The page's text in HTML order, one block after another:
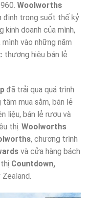
Woolworths
định trong suốt thế kỷ
kinh doanh của mình,
vào những năm
thương hiệu bán lẻ
đã trải qua quá trình
mua sắm, bán lẻ
liệu, bán lẻ rượu và
thị. Woolworths
, chương trình
và cửa hàng bách
Countdown,